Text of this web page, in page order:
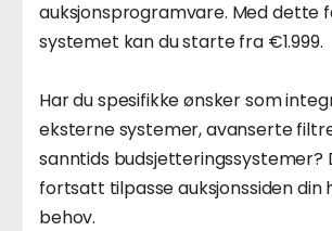
auksjonsprogramvare. Med dette
systemet kan du starte fra €1.999.
Har du spesifikke ønsker som
eksterne systemer, avanserte
sanntids budsjetteringssystemer?
fortsatt tilpasse auksjonssiden
behov.